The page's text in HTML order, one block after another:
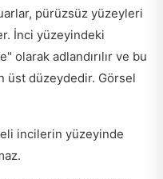
pürüzsüz yüzeyleri
İnci yüzeyindeki
olarak adlandırılır ve bu
üst düzeydedir. Görsel
incilerin yüzeyinde